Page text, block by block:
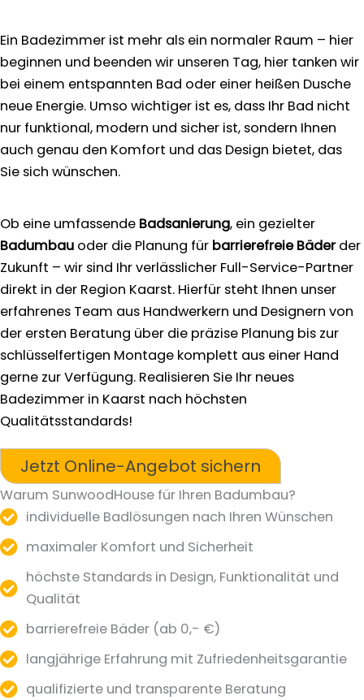
Ein Badezimmer ist mehr als ein normaler Raum – hier
beginnen und beenden wir unseren Tag, hier tanken wir
bei einem entspannten Bad oder einer heißen Dusche
neue Energie. Umso wichtiger ist es, dass Ihr Bad nicht
nur funktional, modern und sicher ist, sondern Ihnen
auch genau den Komfort und das Design bietet, das
Sie sich wünschen.
Ob eine umfassende Badsanierung, ein gezielter
Badumbau oder die Planung für barrierefreie Bäderder
Zukunft – wir sind Ihr verlässlicher Full-Service-Partner
direkt in der Region Kaarst. Hierfür steht Ihnen unser
erfahrenes Team aus Handwerkern und Designern von
der ersten Beratung über die präzise Planung bis zur
schlüsselfertigen Montage komplett aus einer Hand
gerne zur Verfügung. Realisieren Sie Ihr neues
Badezimmer in Kaarst nach höchsten
Qualitätsstandards!
Jetzt Online-Angebot sichern
Warum SunwoodHouse für Ihren Badumbau?
individuelle Badlösungen nach Ihren Wünschen
maximaler Komfort und Sicherheit
höchste Standards in Design, Funktionalität und
Qualität
barrierefreie Bäder (ab 0,- €)
langjährige Erfahrung mit Zufriedenheitsgarantie
qualifizierte und transparente Beratung